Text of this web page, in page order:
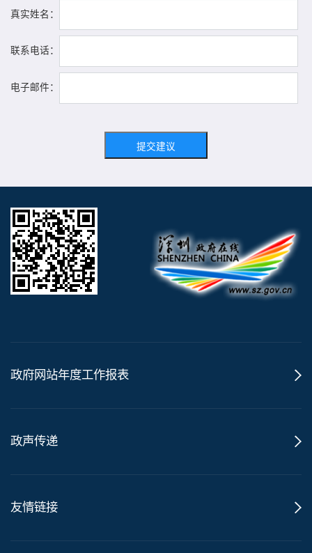
真实姓名：
联系电话：
电子邮件：
提交建议
政府网站年度工作报表
政声传递
友情链接